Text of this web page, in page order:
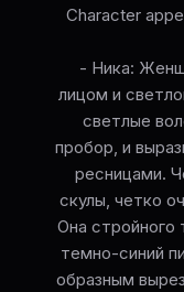
Character
- Ника:
лицом и
светлые
пробор, и
ресницами.
скулы, четко
Она стройного
темно-синий
образным